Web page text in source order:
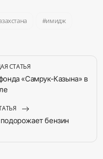
имидж
СТАТЬЯ
«Самрук-Казына» в
бензин